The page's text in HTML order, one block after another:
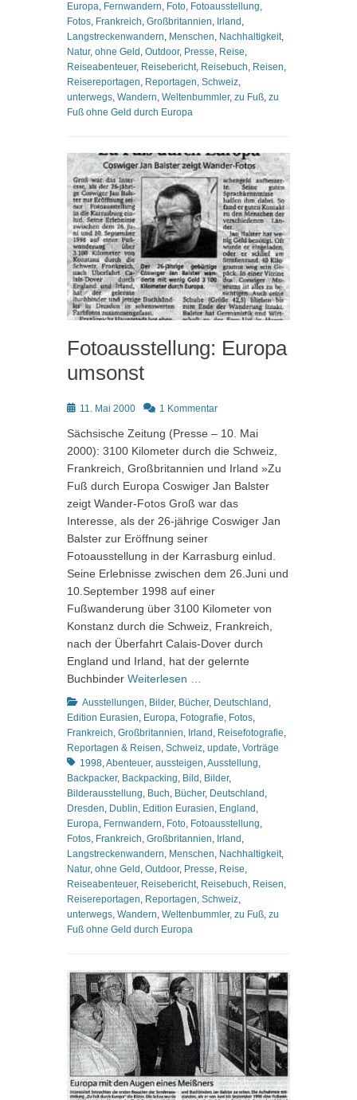
Europa, Fernwandern, Foto, Fotoausstellung,
Fotos, Frankreich, Großbritannien, Irland ,
Langstreckenwandern, Menschen, Nachhaltigkeit,
Natur, ohne Geld , Outdoor, Presse, Reise,
Reiseabenteuer, Reisebericht, Reisebuch, Reisen,
Reisereportagen, Reportagen, Schweiz,
unterwegs, Wandern, Weltenbummler, zu Fuß, zu
Fuß ohne Geld durch Europa
Fotoausstellung: Europa
umsonst
Posted11. Mai 2000 1 Kommentar
Sächsische Zeitung (Presse – 10. Mai
2000): 3100 Kilometer durch die Schweiz,
Frankreich, Großbritannien und Irland »Zu
Fuß durch Europa Coswiger Jan Balster
zeigt Wander-Fotos Groß war das
Interesse, als der 26-jährige Coswiger Jan
Balster zur Eröffnung seiner
Fotoausstellung in der Karrasburg einlud.
Seine Erlebnisse zwischen dem 26.Juni und
10.September 1998 auf einer
Fußwanderung über 3100 Kilometer von
Konstanz durch die Schweiz, Frankreich,
nach der Überfahrt Calais-Dover durch
England und Irland, hat der gelernte
Buchbinder Weiterlesen …
Kategorien
Ausstellungen, Bilder, Bücher, Deutschland ,
Edition Eurasien, Europa, Fotografie, Fotos,
Frankreich, Großbritannien, Irland , Reisefotografie,
Reportagen & Reisen, Schweiz, update, Vorträge
1998,Abenteuer, aussteigen,Ausstellung,
Backpacker, Backpacking, Bild , Bilder,
Bilderausstellung, Buch, Bücher, Deutschland ,
Dresden, Dublin, Edition Eurasien, England ,
Europa, Fernwandern, Foto, Fotoausstellung,
Fotos, Frankreich, Großbritannien, Irland ,
Langstreckenwandern, Menschen, Nachhaltigkeit,
Natur, ohne Geld , Outdoor, Presse, Reise,
Reiseabenteuer, Reisebericht, Reisebuch, Reisen,
Reisereportagen, Reportagen, Schweiz,
unterwegs, Wandern, Weltenbummler, zu Fuß, zu
Fuß ohne Geld durch Europa